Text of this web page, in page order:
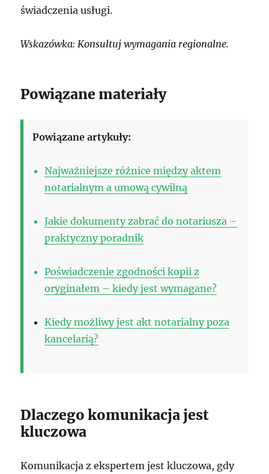
świadczenia usługi.
Wskazówka: Konsultuj wymagania regionalne.
Powiązane materiały
Powiązane artykuły:
Najważniejsze różnice między aktem
notarialnym a umową cywilną
Jakie dokumenty zabrać do notariusza –
praktyczny poradnik
Poświadczenie zgodności kopii z
oryginałem – kiedy jest wymagane?
Kiedy możliwy jest akt notarialny poza
kancelarią?
Dlaczego komunikacja jest
kluczowa
Komunikacja z ekspertem jest kluczowa, gdy